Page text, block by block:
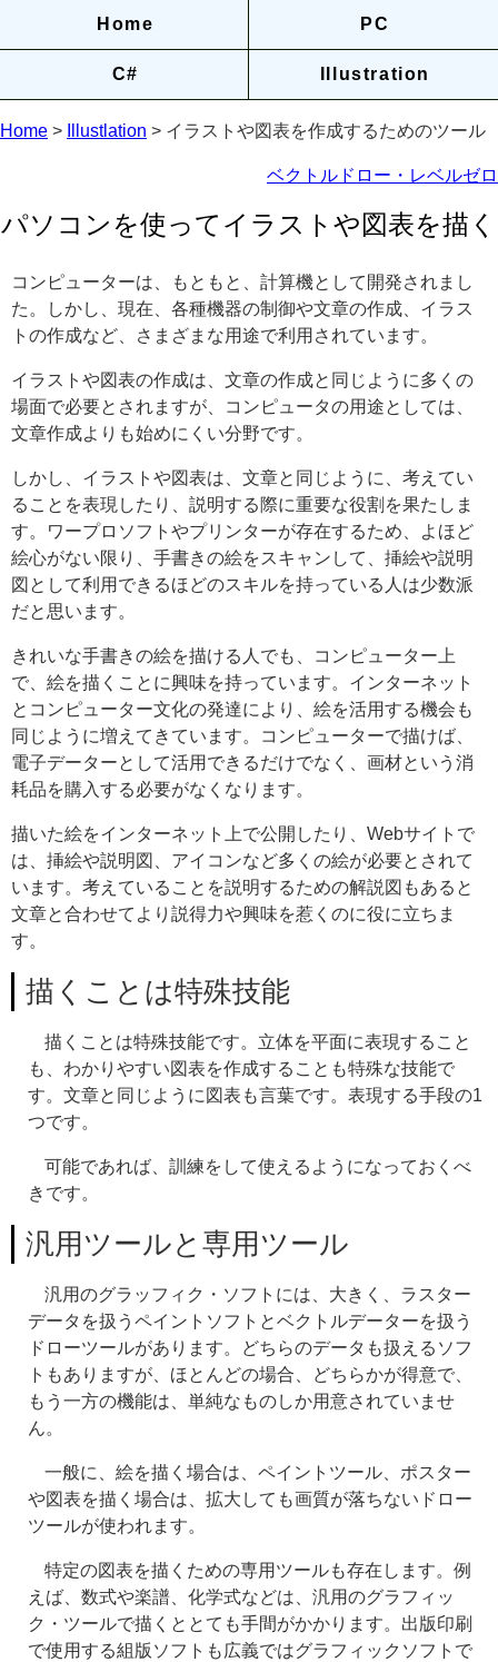
Home PC
C# Illustration
Home > Illustlation > イラストや図表を作成するためのツール
ベクトルドロー・レベルゼロ
パソコンを使ってイラストや図表を描く
コンピューターは、もともと、計算機として開発されまし
た。しかし、現在、各種機器の制御や文章の作成、イラス
トの作成など、さまざまな用途で利用されています。
イラストや図表の作成は、文章の作成と同じように多くの
場面で必要とされますが、コンピュータの用途としては、
文章作成よりも始めにくい分野です。
しかし、イラストや図表は、文章と同じように、考えてい
ることを表現したり、説明する際に重要な役割を果たしま
す。ワープロソフトやプリンターが存在するため、よほど
絵心がない限り、手書きの絵をスキャンして、挿絵や説明
図として利用できるほどのスキルを持っている人は少数派
だと思います。
きれいな手書きの絵を描ける人でも、コンピューター上
で、絵を描くことに興味を持っています。インターネット
とコンピューター文化の発達により、絵を活用する機会も
同じように増えてきています。コンピューターで描けば、
電子データーとして活用できるだけでなく、画材という消
耗品を購入する必要がなくなります。
描いた絵をインターネット上で公開したり、Webサイトで
は、挿絵や説明図、アイコンなど多くの絵が必要とされて
います。考えていることを説明するための解説図もあると
文章と合わせてより説得力や興味を惹くのに役に立ちま
す。
描くことは特殊技能
描くことは特殊技能です。立体を平面に表現すること
も、わかりやすい図表を作成することも特殊な技能で
す。文章と同じように図表も言葉です。表現する手段の1
つです。
可能であれば、訓練をして使えるようになっておくべ
きです。
汎用ツールと専用ツール
汎用のグラッフィク・ソフトには、大きく、ラスター
データを扱うペイントソフトとベクトルデーターを扱う
ドローツールがあります。どちらのデータも扱えるソフ
トもありますが、ほとんどの場合、どちらかが得意で、
もう一方の機能は、単純なものしか用意されていませ
ん。
一般に、絵を描く場合は、ペイントツール、ポスター
や図表を描く場合は、拡大しても画質が落ちないドロー
ツールが使われます。
特定の図表を描くための専用ツールも存在します。例
えば、数式や楽譜、化学式などは、汎用のグラフィッ
ク・ツールで描くととても手間がかかります。出版印刷
で使用する組版ソフトも広義ではグラフィックソフトで